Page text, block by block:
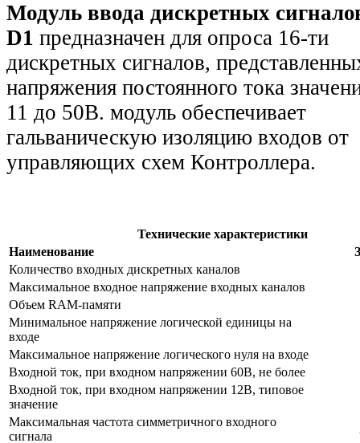
Модуль ввода дискретных
D1 предназначен для опроса 16-ти
дискретных сигналов,
напряжения постоянного тока
11 до 50В. модуль обеспечивает
гальваническую изоляцию входов от
управляющих схем Контроллера.
Технические характеристики
Наименование
Количество входных дискретных каналов
Максимальное входное напряжение входных каналов
Объем RAM-памяти
Минимальное напряжение логической единицы на
входе
Максимальное напряжение логического нуля на входе
Входной ток, при входном напряжении 60В, не более
Входной ток, при входном напряжении 12В, типовое
значение
Максимальная частота симметричного входного
сигнала